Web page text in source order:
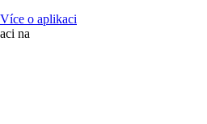
Více o aplikaci
na